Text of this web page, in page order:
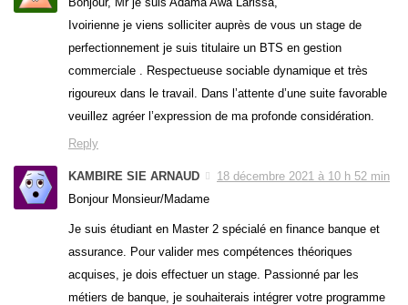
Ivoirienne je viens solliciter auprès de vous un stage de
perfectionnement je suis titulaire un BTS en gestion
commerciale . Respectueuse sociable dynamique et très
rigoureux dans le travail. Dans l’attente d’une suite favorable
veuillez agréer l’expression de ma profonde considération.
Reply
KAMBIRE SIE ARNAUD
18 décembre 2021 à 10 h 52 min
Bonjour Monsieur/Madame
Je suis étudiant en Master 2 spécialé en finance banque et
assurance. Pour valider mes compétences théoriques
acquises, je dois effectuer un stage. Passionné par les
métiers de banque, je souhaiterais intégrer votre programme